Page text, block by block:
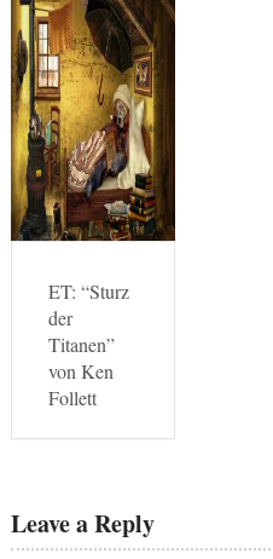
ET: “Sturz
der
Titanen”
von Ken
Follett
Leave a Reply